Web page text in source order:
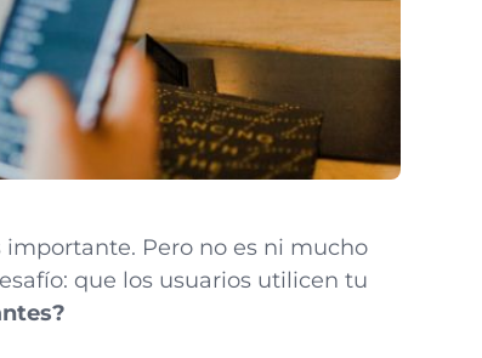
Pero no es ni mucho
que los usuarios utilicen tu